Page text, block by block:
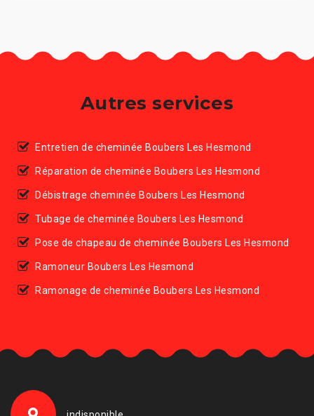
Autres services
Entretien de cheminée Boubers Les Hesmond
Réparation de cheminée Boubers Les Hesmond
Débistrage cheminée Boubers Les Hesmond
Tubage de cheminée Boubers Les Hesmond
Pose de chapeau de cheminée Boubers Les Hesmond
Ramoneur Boubers Les Hesmond
Ramonage de cheminée Boubers Les Hesmond